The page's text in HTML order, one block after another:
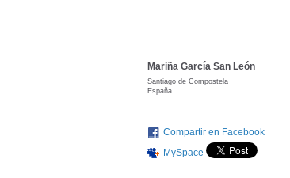
Mariña García San León
Santiago de Compostela
España
Compartir en Facebook
MySpace